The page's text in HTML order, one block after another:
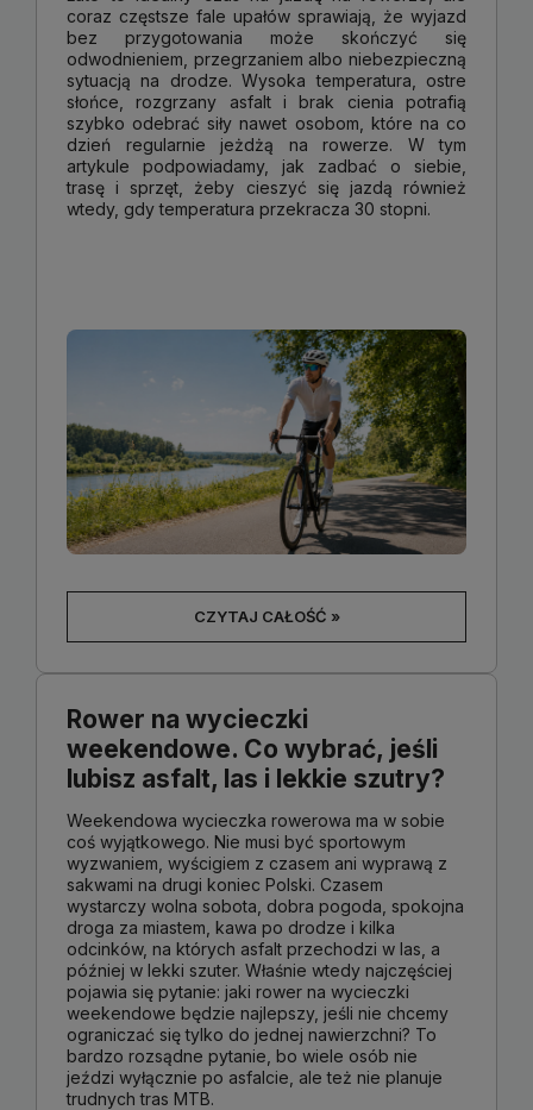
coraz częstsze fale upałów sprawiają, że wyjazd
bez przygotowania może skończyć się
odwodnieniem, przegrzaniem albo niebezpieczną
sytuacją na drodze. Wysoka temperatura, ostre
słońce, rozgrzany asfalt i brak cienia potrafią
szybko odebrać siły nawet osobom, które na co
dzień regularnie jeżdżą na rowerze. W tym
artykule podpowiadamy, jak zadbać o siebie,
trasę i sprzęt, żeby cieszyć się jazdą również
wtedy, gdy temperatura przekracza 30 stopni.
CZYTAJ CAŁOŚĆ »
Rower na wycieczki
weekendowe. Co wybrać, jeśli
lubisz asfalt, las i lekkie szutry?
Weekendowa wycieczka rowerowa ma w sobie
coś wyjątkowego. Nie musi być sportowym
wyzwaniem, wyścigiem z czasem ani wyprawą z
sakwami na drugi koniec Polski. Czasem
wystarczy wolna sobota, dobra pogoda, spokojna
droga za miastem, kawa po drodze i kilka
odcinków, na których asfalt przechodzi w las, a
później w lekki szuter. Właśnie wtedy najczęściej
pojawia się pytanie: jaki rower na wycieczki
weekendowe będzie najlepszy, jeśli nie chcemy
ograniczać się tylko do jednej nawierzchni? To
bardzo rozsądne pytanie, bo wiele osób nie
jeździ wyłącznie po asfalcie, ale też nie planuje
trudnych tras MTB.